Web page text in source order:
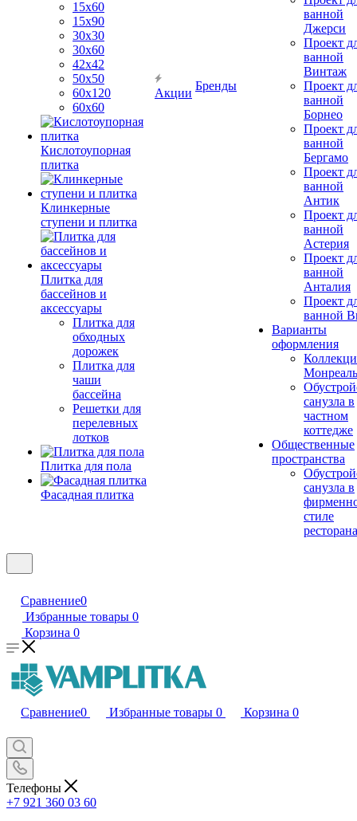
15х60
15x90
30х30
30х60
42х42
50х50
60х120
60х60
Кислотоупорная
плитка
Клинкерные
ступени и плитка
Плитка для
бассейнов и
аксессуары
Плитка для
обходных
дорожек
Плитка для
чаши
бассейна
Решетки для
перелевных
лотков
Плитка для пола
Фасадная плитка
Акции
Бренды
ванной
Джерси
Проект
ванной
Винтаж
Проект
ванной
Борнео
Проект
ванной
Бергамо
Проект
ванной
Антик
Проект
ванной
Астерия
Проект
ванной
Анталия
Проект
ванной
Варианты
оформления
Монреаль
санузла в
частном
коттедже
Общественные
пространства
санузла в
стиле
ресторана
Сравнение0
Избранные товары 0
Корзина 0
Сравнение0 Избранные товары 0 Корзина 0
Телефоны
+7 921 360 03 60